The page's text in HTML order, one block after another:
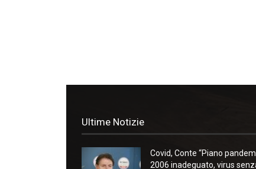
Ultime Notizie
Covid, Conte “Piano
2006 inadeguato, virus